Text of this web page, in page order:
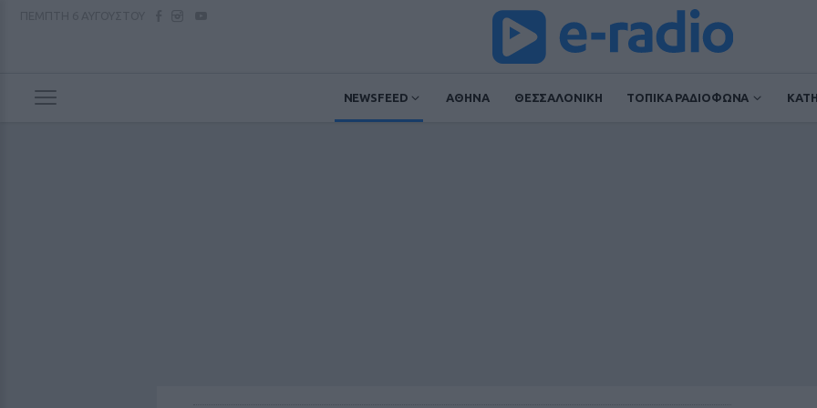
NEWSFEED ΑΘΗΝΑ ΘΕΣΣΑΛΟΝΙΚΗ ΤΟΠΙΚΑ ΡΑΔΙΟΦΩΝΑ